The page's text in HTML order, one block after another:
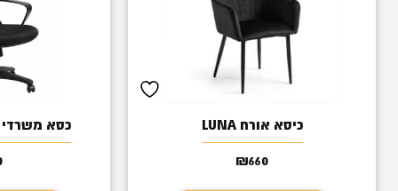
כיסא אורח LUNA
₪660
כסא משרדי